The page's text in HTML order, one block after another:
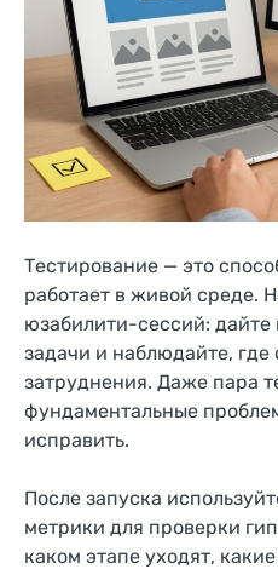
Тестирование — это
работает в живой среде.
юзабилити-сессий: дайте
задачи и наблюдайте,
затруднения. Даже пара
фундаментальные
исправить.
После запуска
метрики для проверки
каком этапе уходят,